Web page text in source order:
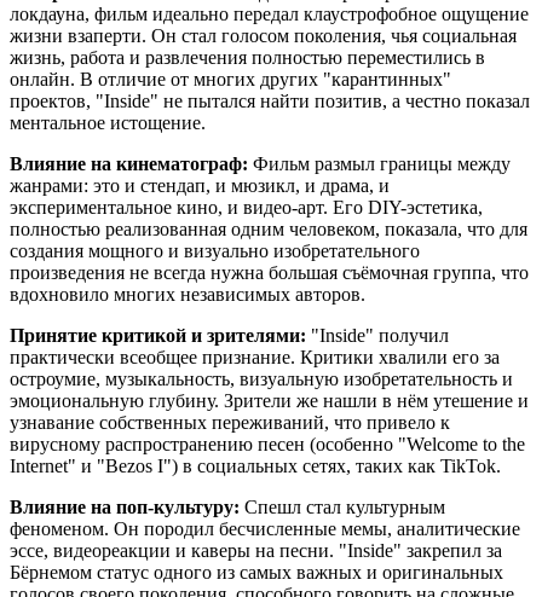
локдауна, фильм идеально передал клаустрофобное ощущение
жизни взаперти. Он стал голосом поколения, чья социальная
жизнь, работа и развлечения полностью переместились в
онлайн. В отличие от многих других "карантинных"
проектов, "Inside" не пытался найти позитив, а честно показал
ментальное истощение.
Влияние на кинематограф: Фильм размыл границы между
жанрами: это и стендап, и мюзикл, и драма, и
экспериментальное кино, и видео-арт. Его DIY-эстетика,
полностью реализованная одним человеком, показала, что для
создания мощного и визуально изобретательного
произведения не всегда нужна большая съёмочная группа, что
вдохновило многих независимых авторов.
Принятие критикой и зрителями: "Inside" получил
практически всеобщее признание. Критики хвалили его за
остроумие, музыкальность, визуальную изобретательность и
эмоциональную глубину. Зрители же нашли в нём утешение и
узнавание собственных переживаний, что привело к
вирусному распространению песен (особенно "Welcome to the
Internet" и "Bezos I") в социальных сетях, таких как TikTok.
Влияние на поп-культуру: Спешл стал культурным
феноменом. Он породил бесчисленные мемы, аналитические
эссе, видеореакции и каверы на песни. "Inside" закрепил за
Бёрнемом статус одного из самых важных и оригинальных